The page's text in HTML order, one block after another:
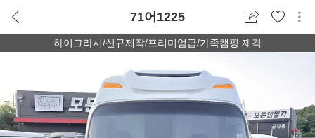
71어1225
하이그라시/신규제작/프리미엄급/가족캠핑 제격